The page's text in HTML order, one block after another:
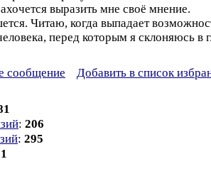
выразить мне своё мнение.
Читаю, когда выпадает
перед которым я склоняюсь в
сообщение Добавить в список
: 206
: 295